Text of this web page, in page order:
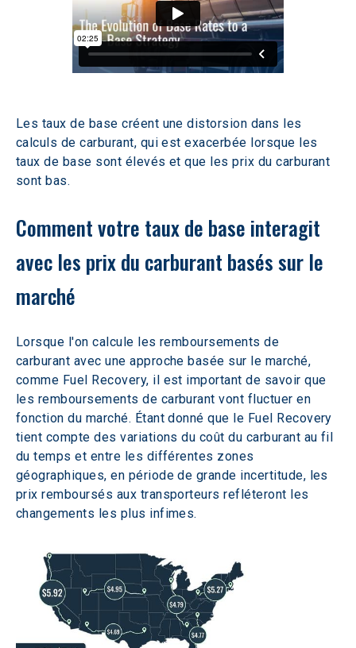
Les taux de base créent une distorsion dans les
calculs de carburant, qui est exacerbée lorsque les
taux de base sont élevés et que les prix du carburant
sont bas.
Comment votre taux de base interagit
avec les prix du carburant basés sur le
marché
Lorsque l'on calcule les remboursements de
carburant avec une approche basée sur le marché,
comme Fuel Recovery, il est important de savoir que
les remboursements de carburant vont fluctuer en
fonction du marché. Étant donné que le Fuel Recovery
tient compte des variations du coût du carburant au fil
du temps et entre les différentes zones
géographiques, en période de grande incertitude, les
prix remboursés aux transporteurs refléteront les
changements les plus infimes.